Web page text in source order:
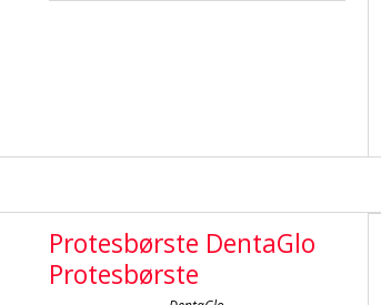
Protesbørste DentaGlo
Protesbørste